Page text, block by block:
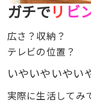
ガチでリ ビ
広さ？収納？
テレビの位置？
いやいやいやい
実際に生活してみ